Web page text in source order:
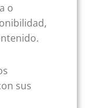
o
sus